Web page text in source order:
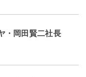
・岡田賢二社長